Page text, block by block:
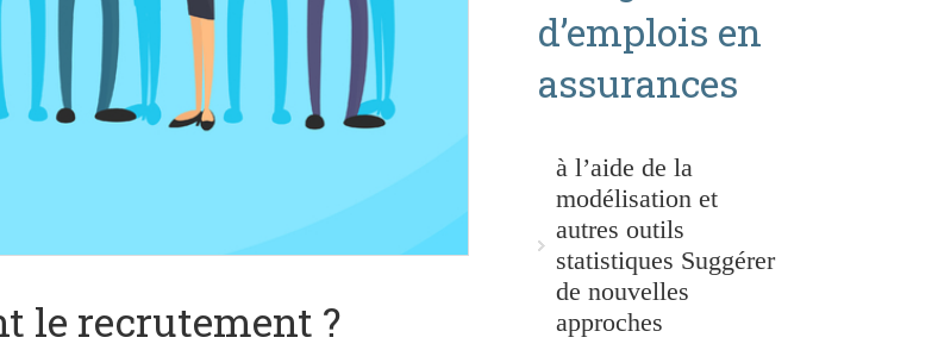
le recrutement ?
d’emplois en
assurances
à l’aide de la
modélisation et
autres outils
statistiques Suggérer
de nouvelles
approches